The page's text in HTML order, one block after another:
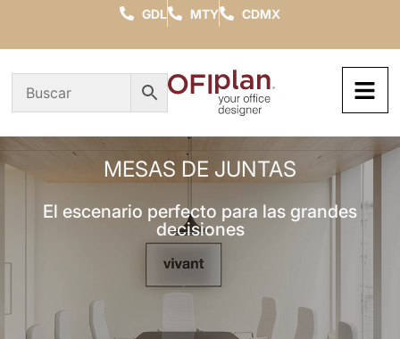
GDL MTY CDMX
MESAS DE JUNTAS
El escenario perfecto para las grandes
decisiones